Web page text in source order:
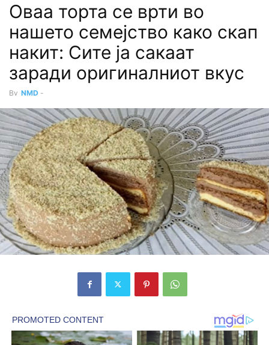
Оваа торта се врти во
нашето семејство како скап
накит: Сите ја сакаат
заради оригиналниот вкус
By NMD -